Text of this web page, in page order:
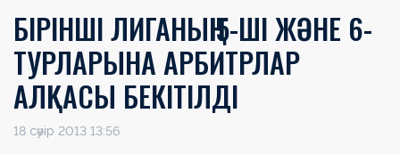
БІРІНШІ ЛИГАНЫҢ 5-ШІ ЖӘНЕ 6-
ТУРЛАРЫНА АРБИТРЛАР
АЛҚАСЫ БЕКІТІЛДІ
18 сәуір 2013 13:56